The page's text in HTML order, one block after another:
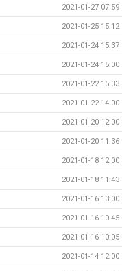
2021-01-27 07:59
2021-01-25 15:12
2021-01-24 15:37
2021-01-24 15:00
2021-01-22 15:33
2021-01-22 14:00
2021-01-20 12:00
2021-01-20 11:36
2021-01-18 12:00
2021-01-18 11:43
2021-01-16 13:00
2021-01-16 10:45
2021-01-16 10:05
2021-01-14 12:00